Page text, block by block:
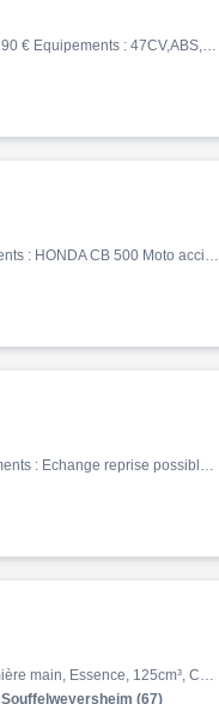
Cb, 04/2019, 31686 km, Essence, 500cm³, Couleur noir, 4190 € Equipements : 47CV,ABS,Prise 12 V,Top case 2 casques,Compatible Permis A2,Disponible à l'essai,Garantie 6 mois
Cb, 06/1995, 41233 km, Essence, 500cm³, 800 € Equipements : HONDA CB 500 Moto accidentée en procédure RSV CADRE ok, MOTEUR ok, FOURCHE ok, MISE EN ROUTE ok. Pour plus d'informations n'hésitez pas nous contacter par téléphone ou par mail Les véhicules accidentés sont vendus dans …
Cb, 11/2022, 14165 km, Essence, 500cm³, 5990 € Equipements : Echange reprise possible de votre véhicule Livraison possible dans toute la France
Cb, Cb 125 r révisé cb 125r, 01/2024, 15ch, 4380 km, Première main, Essence, 125cm³, Couleur gris, Garantie 24 mois, 3999 € Equipements : Gris Matte Cynos Metallic|ABS|Bequille latérale|Compte tours|Compteur journalier|Ecran couleur|Feux arrière à LED|Feux de jour à LED|Horloge|…
Souffelweyersheim (67)